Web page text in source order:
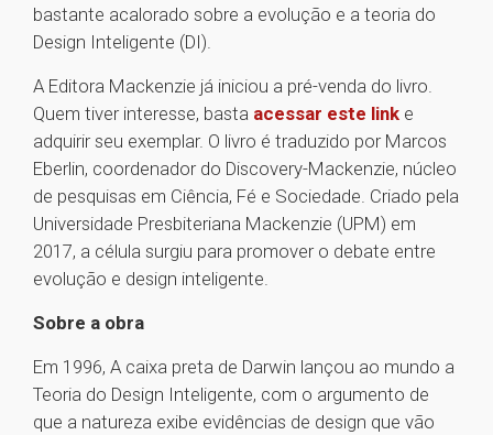
bastante acalorado sobre a evolução e a teoria do
Design Inteligente (DI).
A Editora Mackenzie já iniciou a pré-venda do livro.
Quem tiver interesse, basta acessar este link e
adquirir seu exemplar. O livro é traduzido por Marcos
Eberlin, coordenador do Discovery-Mackenzie, núcleo
de pesquisas em Ciência, Fé e Sociedade. Criado pela
Universidade Presbiteriana Mackenzie (UPM) em
2017, a célula surgiu para promover o debate entre
evolução e design inteligente.
Sobre a obra
Em 1996, A caixa preta de Darwin lançou ao mundo a
Teoria do Design Inteligente, com o argumento de
que a natureza exibe evidências de design que vão